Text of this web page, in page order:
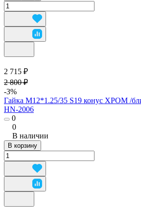
2 715 ₽
2 800 ₽
-3%
Гайка М12*1.25/35 S19 конус ХРОМ /
HN-2006
0
0
В наличии
В корзину